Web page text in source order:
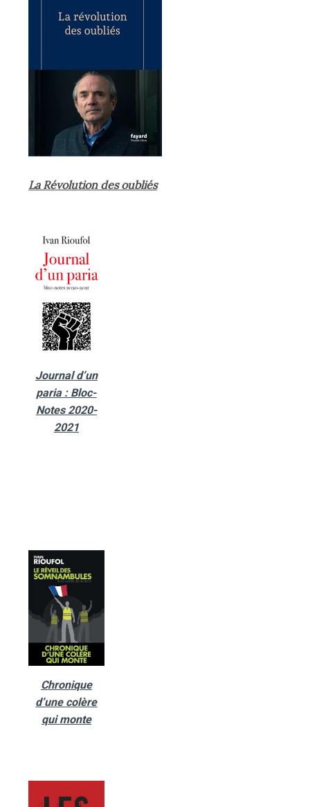
La Révolution des oubliés
Journal d’un
paria : Bloc-
Notes 2020-
2021
Chronique
d’une colère
qui monte